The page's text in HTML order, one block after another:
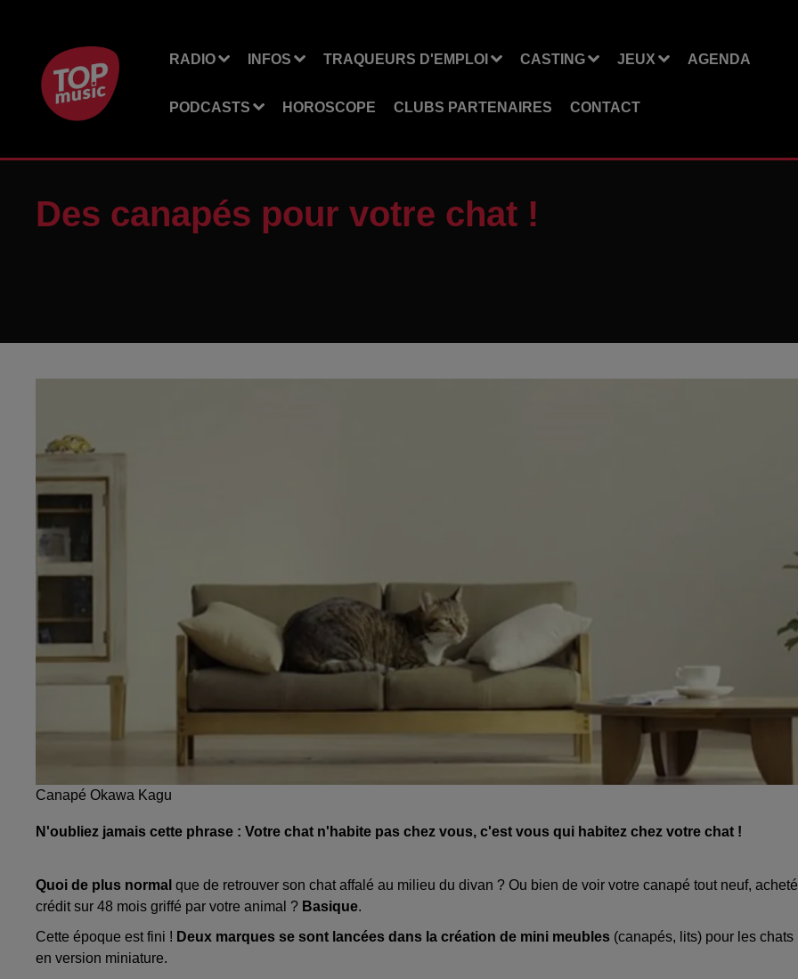
RADIO INFOS TRAQUEURS D'EMPLOI CASTING JEUX AGENDA
PODCASTS HOROSCOPE CLUBS PARTENAIRES CONTACT
Des canapés pour votre chat !
Canapé Okawa Kagu
N'oubliez jamais cette phrase : Votre chat n'habite pas chez vous, c'est vous qui habitez chez votre chat !
Quoi de plus normal que de retrouver son chat affalé au milieu du divan ? Ou bien de voir votre canapé tout neuf,
crédit sur 48 mois griffé par votre animal ? Basique.
Cette époque est fini ! Deux marques se sont lancées dans la création de mini meubles (canapés, lits) pour les chats
en version miniature.